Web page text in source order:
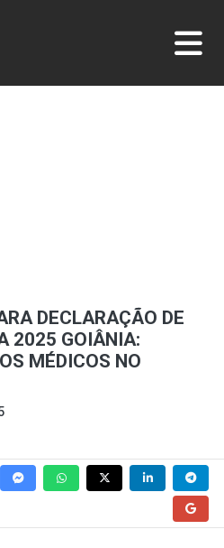
DECLARAÇÃO DE
2025 GOIÂNIA:
MÉDICOS NO